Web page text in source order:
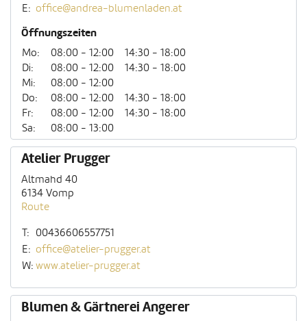
E: office@andrea-blumenladen.at
Öffnungszeiten
Mo: 08:00 - 12:00
14:30 - 18:00
Di:
08:00 - 12:00
14:30 - 18:00
Mi:
08:00 - 12:00
Do:
08:00 - 12:00
14:30 - 18:00
Fr:
08:00 - 12:00
14:30 - 18:00
Sa:
08:00 - 13:00
Atelier Prugger
Altmahd 40
6134 Vomp
Route
T:
00436606557751
E: office@atelier-prugger.at
W: www.atelier-prugger.at
Blumen & Gärtnerei Angerer